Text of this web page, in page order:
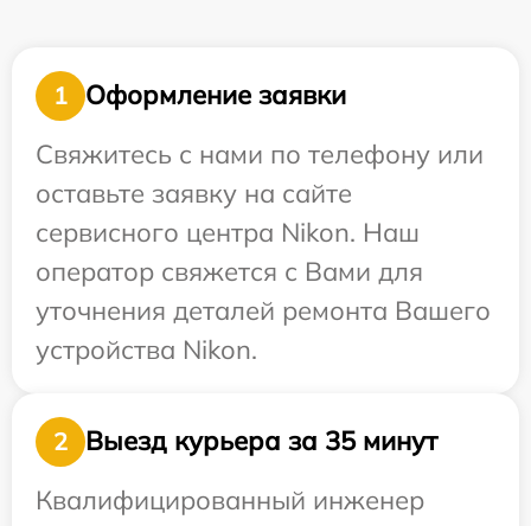
1
Оформление заявки
Свяжитесь с нами по телефону или
оставьте заявку на сайте
сервисного центра Nikon. Наш
оператор свяжется с Вами для
уточнения деталей ремонта Вашего
устройства Nikon.
2
Выезд курьера за 35 минут
Квалифицированный инженер